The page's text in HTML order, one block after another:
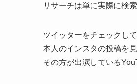
リサーチは単に実際に検
ツイッターをチェックし
本人のインスタの投稿を
その方が出演している